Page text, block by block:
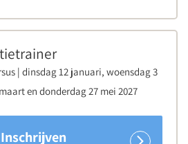
| dinsdag 12 januari, woensdag 3
en donderdag 27 mei 2027
Inschrijven